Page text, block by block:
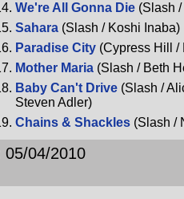
We're All Gonna Die (Slash
Sahara (Slash / Koshi Inaba)
Paradise City (Cypress Hill /
Mother Maria (Slash / Beth
Baby Can't Drive (Slash /
Steven Adler)
Chains & Shackles (Slash /
05/04/2010